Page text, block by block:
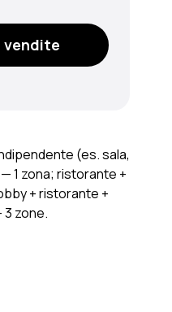
(es. sala,
1 zona; ristorante +
+ ristorante +
zone.
vendite